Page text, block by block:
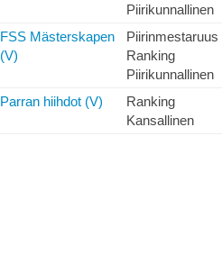
Piirikunnallinen
FSS Mästerskapen
(V)
Piirinmestaruus
Ranking
Piirikunnallinen
Parran hiihdot (V)
Ranking
Kansallinen